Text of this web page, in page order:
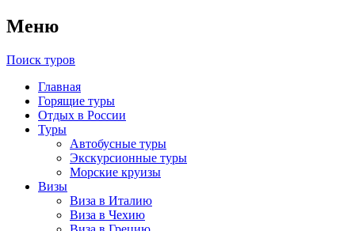
Меню
Поиск туров
Главная
Горящие туры
Отдых в России
Туры
Автобусные туры
Экскурсионные туры
Морские круизы
Визы
Виза в Италию
Виза в Чехию